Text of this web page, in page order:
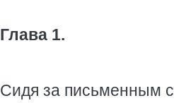
Глава 1.
Сидя за письменным